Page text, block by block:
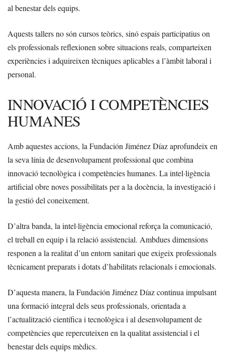
al benestar dels equips.
Aquests tallers no són cursos teòrics, sinó espais participatius on
els professionals reflexionen sobre situacions reals, comparteixen
experiències i adquireixen tècniques aplicables a l’àmbit laboral i
personal.
INNOVACIÓ I COMPETÈNCIES
HUMANES
Amb aquestes accions, la Fundación Jiménez Díaz aprofundeix en
la seva línia de desenvolupament professional que combina
innovació tecnològica i competències humanes. La intel·ligència
artificial obre noves possibilitats per a la docència, la investigació i
la gestió del coneixement.
D’altra banda, la intel·ligència emocional reforça la comunicació,
el treball en equip i la relació assistencial. Ambdues dimensions
responen a la realitat d’un entorn sanitari que exigeix professionals
tècnicament preparats i dotats d’habilitats relacionals i emocionals.
D’aquesta manera, la Fundación Jiménez Díaz continua impulsant
una formació integral dels seus professionals, orientada a
l’actualització científica i tecnològica i al desenvolupament de
competències que repercuteixen en la qualitat assistencial i el
benestar dels equips mèdics.